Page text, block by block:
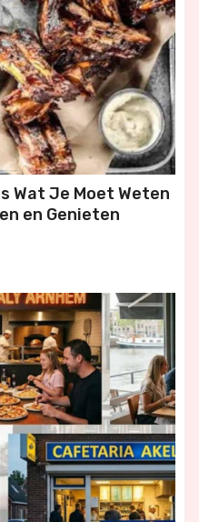
Wat Je Moet Weten
en Genieten